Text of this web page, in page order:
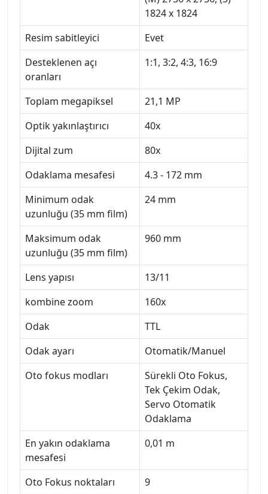
1824 x 1824
Resim sabitleyici
Evet
Desteklenen açı
oranları
1:1, 3:2, 4:3, 16:9
Toplam megapiksel
21,1 MP
Optik yakınlaştırıcı
40x
Dijital zum
80x
Odaklama mesafesi
4.3 - 172 mm
Minimum odak
uzunluğu (35 mm film)
24 mm
Maksimum odak
uzunluğu (35 mm film)
960 mm
Lens yapısı
13/11
kombine zoom
160x
Odak
TTL
Odak ayarı
Otomatik/Manuel
Oto fokus modları
Sürekli Oto Fokus,
Tek Çekim Odak,
Servo Otomatik
Odaklama
En yakın odaklama
mesafesi
0,01 m
Oto Fokus noktaları
9